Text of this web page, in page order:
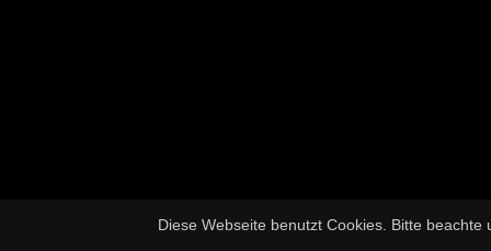
Diese Webseite benutzt Cookies. Bitte beachte